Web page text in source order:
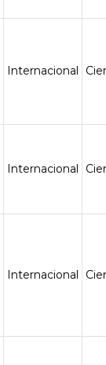
Internacional
Internacional
Internacional